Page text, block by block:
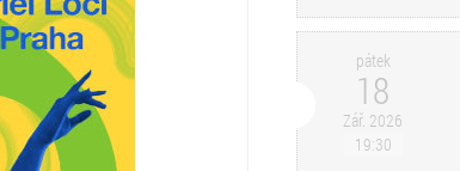
pátek
18
Zář. 2026
19:30